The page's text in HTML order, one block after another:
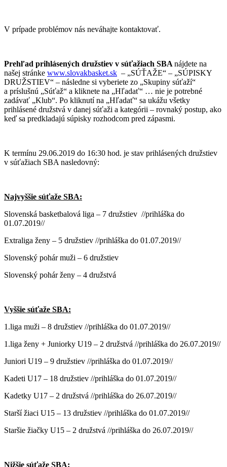
V prípade problémov nás neváhajte kontaktovať.
Prehľad prihlásených družstiev v súťažiach SBAnájdete na
našej stránke www.slovakbasket.sk – „SÚŤAŽE“ – „SÚPISKY
DRUŽSTIEV“ – následne si vyberiete zo „Skupiny súťaží“
a príslušnú „Súťaž“ a kliknete na „Hľadať“ … nie je potrebné
zadávať „Klub“. Po kliknutí na „Hľadať“ sa ukážu všetky
prihlásené družstvá v danej súťaži a kategórii – rovnaký postup, ako
keď sa predkladajú súpisky rozhodcom pred zápasmi.
K termínu 29.06.2019 do 16:30 hod. je stav prihlásených družstiev
v súťažiach SBA nasledovný:
Najvyššie súťaže SBA:
Slovenská basketbalová liga – 7 družstiev //prihláška do
01.07.2019//
Extraliga ženy – 5 družstiev //prihláška do 01.07.2019//
Slovenský pohár muži – 6 družstiev
Slovenský pohár ženy – 4 družstvá
Vyššie súťaže SBA:
1.liga muži – 8 družstiev //prihláška do 01.07.2019//
1.liga ženy + Juniorky U19 – 2 družstvá //prihláška do 26.07.2019//
Juniori U19 – 9 družstiev //prihláška do 01.07.2019//
Kadeti U17 – 18 družstiev //prihláška do 01.07.2019//
Kadetky U17 – 2 družstvá //prihláška do 26.07.2019//
Starší žiaci U15 – 13 družstiev //prihláška do 01.07.2019//
Staršie žiačky U15 – 2 družstvá //prihláška do 26.07.2019//
Nižšie súťaže SBA: